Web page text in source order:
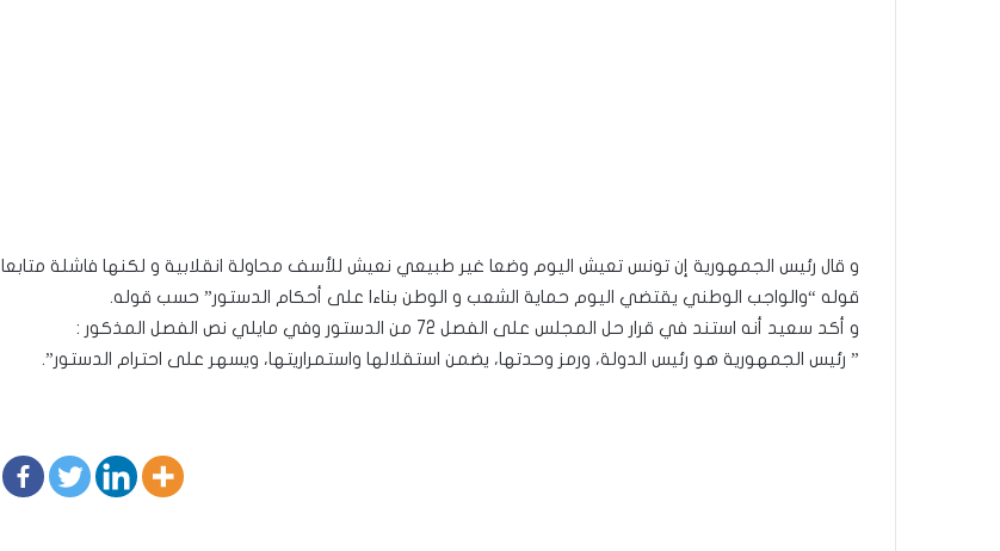
و قال رئيس الجمهورية إن تونس تعيش اليوم وضعا غير طبيعي نعيش للأسف محاولة انقلابية و لكنها فاشلة متابعا
قوله “والواجب الوطني يقتضي اليوم حماية الشعب و الوطن بناءا على أحكام الدستور” حسب قوله.
و أكد سعيد أنه استند في قرار حل المجلس على الفصل 72 من الدستور وفي مايلي نص الفصل المذكور :
” رئيس الجمهورية هو رئيس الدولة، ورمز وحدتها، يضمن استقلالها واستمراريتها، ويسهر على احترام الدستور”.